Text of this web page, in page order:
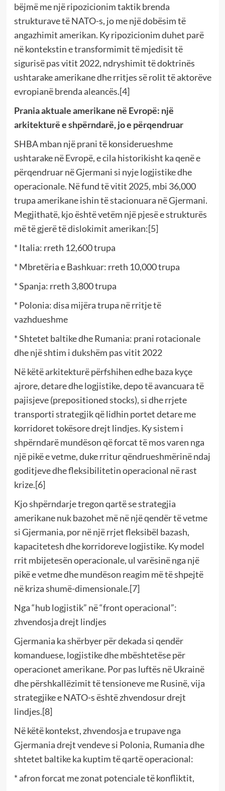
bëjmë me një ripozicionim taktik brenda
strukturave të NATO-s, jo me një dobësim të
angazhimit amerikan. Ky ripozicionim duhet parë
në kontekstin e transformimit të mjedisit të
sigurisë pas vitit 2022, ndryshimit të doktrinës
ushtarake amerikane dhe rritjes së rolit të aktorëve
evropianë brenda aleancës.[4]
Prania aktuale amerikane në Evropë: një
arkitekturë e shpërndarë, jo e përqendruar
SHBA mban një prani të konsiderueshme
ushtarake në Evropë, e cila historikisht ka qenë e
përqendruar në Gjermani si nyje logjistike dhe
operacionale. Në fund të vitit 2025, mbi 36,000
trupa amerikane ishin të stacionuara në Gjermani.
Megjithatë, kjo është vetëm një pjesë e strukturës
më të gjerë të dislokimit amerikan:[5]
* Italia: rreth 12,600 trupa
* Mbretëria e Bashkuar: rreth 10,000 trupa
* Spanja: rreth 3,800 trupa
* Polonia: disa mijëra trupa në rritje të
vazhdueshme
* Shtetet baltike dhe Rumania: prani rotacionale
dhe një shtim i dukshëm pas vitit 2022
Në këtë arkitekturë përfshihen edhe baza kyçe
ajrore, detare dhe logjistike, depo të avancuara të
pajisjeve (prepositioned stocks), si dhe rrjete
transporti strategjik që lidhin portet detare me
korridoret tokësore drejt lindjes. Ky sistem i
shpërndarë mundëson që forcat të mos varen nga
një pikë e vetme, duke rritur qëndrueshmërinë ndaj
goditjeve dhe fleksibilitetin operacional në rast
krize.[6]
Kjo shpërndarje tregon qartë se strategjia
amerikane nuk bazohet më në një qendër të vetme
si Gjermania, por në një rrjet fleksibël bazash,
kapacitetesh dhe korridoreve logjistike. Ky model
rrit mbijetesën operacionale, ul varësinë nga një
pikë e vetme dhe mundëson reagim më të shpejtë
në kriza shumë-dimensionale.[7]
Nga “hub logjistik” në “front operacional”:
zhvendosja drejt lindjes
Gjermania ka shërbyer për dekada si qendër
komanduese, logjistike dhe mbështetëse për
operacionet amerikane. Por pas luftës në Ukrainë
dhe përshkallëzimit të tensioneve me Rusinë, vija
strategjike e NATO-s është zhvendosur drejt
lindjes.[8]
Në këtë kontekst, zhvendosja e trupave nga
Gjermania drejt vendeve si Polonia, Rumania dhe
shtetet baltike ka kuptim të qartë operacional:
* afron forcat me zonat potenciale të konfliktit,